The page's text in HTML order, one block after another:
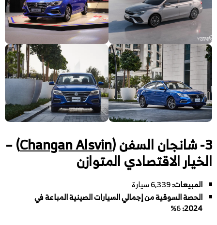
3- شانجان السفن ( Changan Alsvin
) –
الخيار الاقتصادي المتوازن
المبيعات:
الحصة السوقية من إجمالي السيارات الصينية المباعة في
2024
: